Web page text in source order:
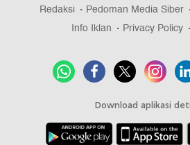
Redaksi Pedoman Media Siber
Info Iklan
Privacy Policy
Download aplikasi